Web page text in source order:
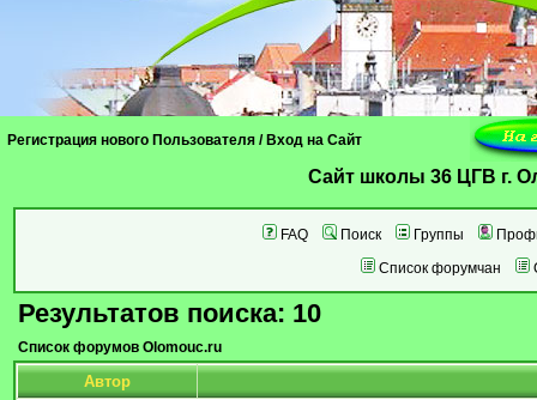
Регистрация нового Пользователя / Вход на Сайт
Cайт школы 36 ЦГВ г.
FAQ Поиск Группы
Список форумчан
Результатов поиска: 10
Список форумов Olomouc.ru
Автор